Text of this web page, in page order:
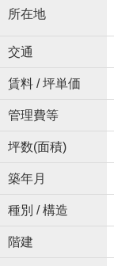
所在地
交通
賃料 / 坪単価
管理費等
坪数(面積)
築年月
種別 / 構造
階建